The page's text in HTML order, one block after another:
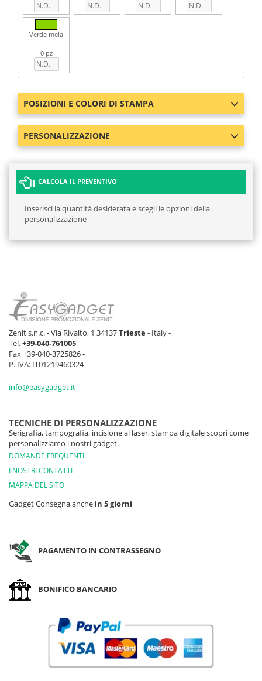
Verde mela
0 pz
POSIZIONI E COLORI DI STAMPA
PERSONALIZZAZIONE
CALCOLA IL PREVENTIVO
Inserisci la quantità desiderata e scegli le opzioni della
personalizzazione
Zenit s.n.c. - Via Rivalto, 1 34137Trieste- Italy -
Tel.+39-040-761005-
Fax +39-040-3725826 -
P. IVA: IT01219460324 -
info@easygadget.it
TECNICHE DI PERSONALIZZAZIONE
Serigrafia, tampografia, incisione al laser, stampa digitale scopri come
personalizziamo i nostri gadget.
DOMANDE FREQUENTI
I NOSTRI CONTATTI
MAPPA DEL SITO
Gadget Consegna anche in 5 giorni
PAGAMENTO IN CONTRASSEGNO
BONIFICO BANCARIO